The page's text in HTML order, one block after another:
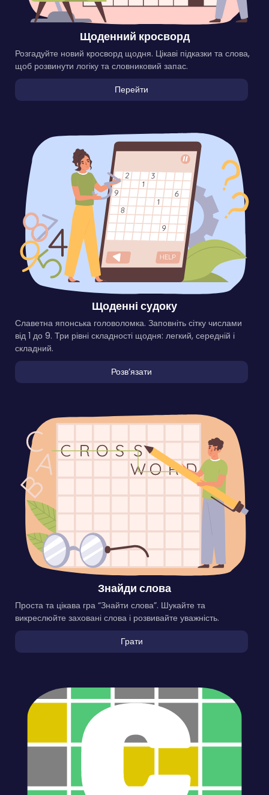
Щоденний кросворд
Розгадуйте новий кросворд щодня. Цікаві підказки та слова,
щоб розвинути логіку та словниковий запас.
Перейти
Щоденні судоку
Славетна японська головоломка. Заповніть сітку числами
від 1 до 9. Три рівні складності щодня: легкий, середній і
складний.
Розвʼязати
Знайди слова
Проста та цікава гра “Знайти слова”. Шукайте та
викреслюйте заховані слова і розвивайте уважність.
Грати